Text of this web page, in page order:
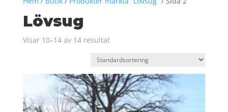
Lövsug
Visar 10–14 av 14 resultat